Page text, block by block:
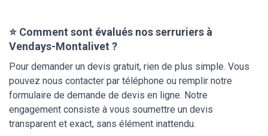
⭐ Comment sont évalués nos serruriers à
Vendays-Montalivet ?
Pour demander un devis gratuit, rien de plus simple. Vous
pouvez nous contacter par téléphone ou remplir notre
formulaire de demande de devis en ligne. Notre
engagement consiste à vous soumettre un devis
transparent et exact, sans élément inattendu.